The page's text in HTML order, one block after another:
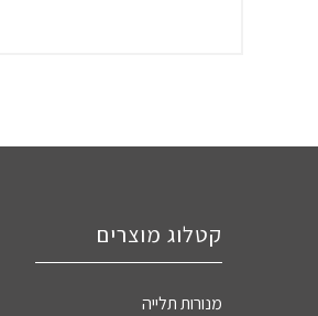
קטלוג מוצרים
מנורות תלייה